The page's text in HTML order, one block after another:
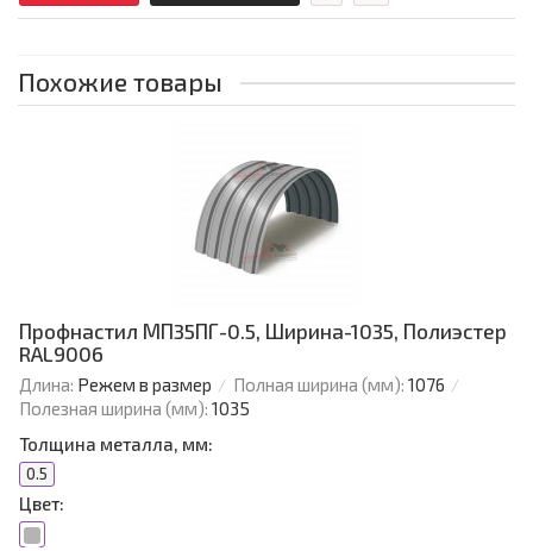
Похожие товары
Профнастил МП35ПГ-0.5, Ширина-1035, Полиэстер
RAL9006
Длина: Режем в размер Полная ширина (мм): 1076
Полезная ширина (мм): 1035
Толщина металла, мм:
0.5
Цвет: